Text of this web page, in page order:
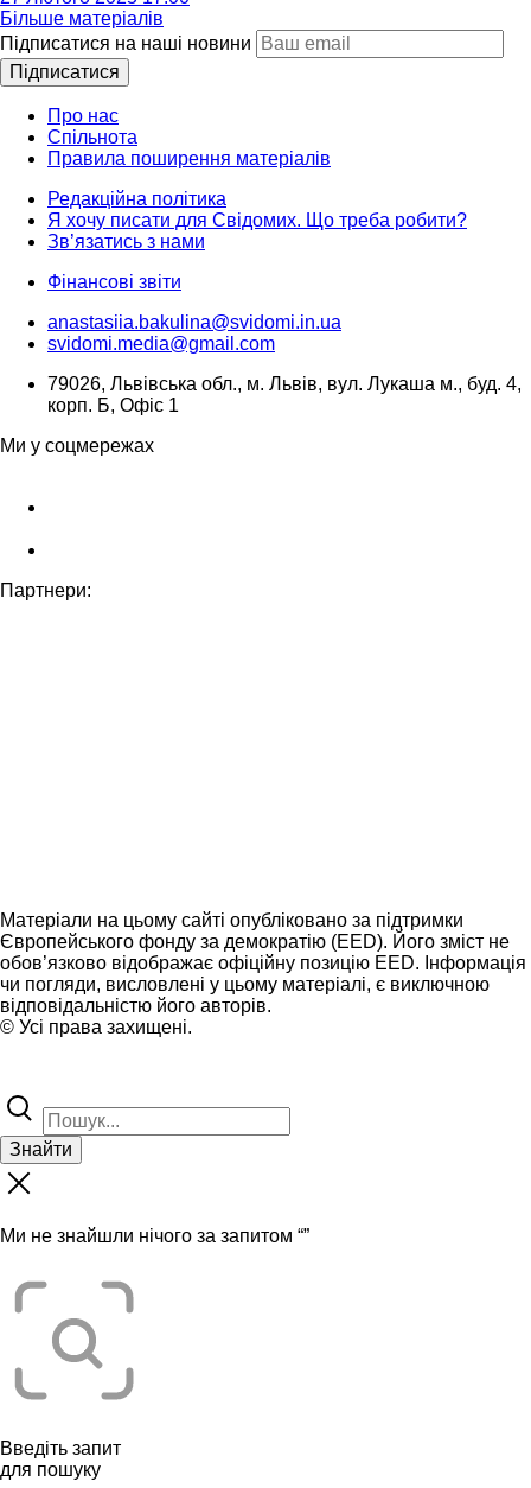
Більше матеріалів
Підписатися на наші новини
Підписатися
Про нас
Спільнота
Правила поширення матеріалів
Редакційна політика
Я хочу писати для Свідомих. Що треба робити?
Зв’язатись з нами
Фінансові звіти
anastasiia.bakulina@svidomi.in.ua
svidomi.media@gmail.com
79026, Львівська обл., м. Львів, вул. Лукаша м., буд. 4,
корп. Б, Офіс 1
Ми у соцмережах
Партнери:
Матеріали на цьому сайті опубліковано за підтримки
Європейського фонду за демократію (EED). Його зміст не
обов’язково відображає офіційну позицію EED. Інформація
чи погляди, висловлені у цьому матеріалі, є виключною
відповідальністю його авторів.
© Усі права захищені.
Знайти
Ми не знайшли нічого за запитом “”
Введіть запит
для пошуку